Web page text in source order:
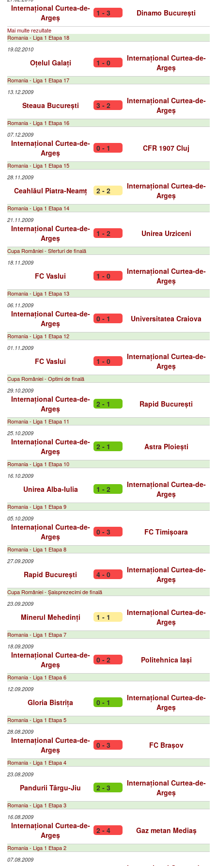
Internațional Curtea-de-
Argeș
1 - 3 Dinamo București
Mai multe rezultate
Romania - Liga 1 Etapa 18
19.02.2010
Oțelul Galați 1 - 0
Internațional Curtea-de-
Argeș
Romania - Liga 1 Etapa 17
13.12.2009
Steaua București 3 - 2
Internațional Curtea-de-
Argeș
Romania - Liga 1 Etapa 16
07.12.2009
Internațional Curtea-de-
Argeș
0 - 1 CFR 1907 Cluj
Romania - Liga 1 Etapa 15
28.11.2009
Ceahlăul Piatra-Neamț 2 - 2
Internațional Curtea-de-
Argeș
Romania - Liga 1 Etapa 14
21.11.2009
Internațional Curtea-de-
Argeș
1 - 2 Unirea Urziceni
Cupa României - Sferturi de finală
18.11.2009
FC Vaslui 1 - 0
Internațional Curtea-de-
Argeș
Romania - Liga 1 Etapa 13
06.11.2009
Internațional Curtea-de-
Argeș
0 - 1 Universitatea Craiova
Romania - Liga 1 Etapa 12
01.11.2009
FC Vaslui 1 - 0
Internațional Curtea-de-
Argeș
Cupa României - Optimi de finală
29.10.2009
Internațional Curtea-de-
Argeș
2 - 1 Rapid București
Romania - Liga 1 Etapa 11
25.10.2009
Internațional Curtea-de-
Argeș
2 - 1 Astra Ploiești
Romania - Liga 1 Etapa 10
16.10.2009
Unirea Alba-Iulia 1 - 2
Internațional Curtea-de-
Argeș
Romania - Liga 1 Etapa 9
05.10.2009
Internațional Curtea-de-
Argeș
0 - 3 FC Timișoara
Romania - Liga 1 Etapa 8
27.09.2009
Rapid București 4 - 0
Internațional Curtea-de-
Argeș
Cupa României - Șaisprezecimi de finală
23.09.2009
Minerul Mehedinți 1 - 1
Internațional Curtea-de-
Argeș
Romania - Liga 1 Etapa 7
18.09.2009
Internațional Curtea-de-
Argeș
0 - 2 Politehnica Iași
Romania - Liga 1 Etapa 6
12.09.2009
Gloria Bistrița 0 - 1
Internațional Curtea-de-
Argeș
Romania - Liga 1 Etapa 5
28.08.2009
Internațional Curtea-de-
Argeș
0 - 3 FC Brașov
Romania - Liga 1 Etapa 4
23.08.2009
Pandurii Târgu-Jiu 2 - 3
Internațional Curtea-de-
Argeș
Romania - Liga 1 Etapa 3
16.08.2009
Internațional Curtea-de-
Argeș
2 - 4 Gaz metan Mediaș
Romania - Liga 1 Etapa 2
07.08.2009